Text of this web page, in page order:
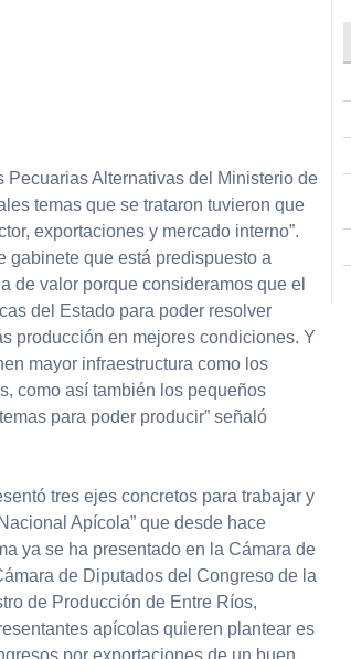
Alternativas del Ministerio de
temas que se trataron tuvieron que
exportaciones y mercado interno”.
gabinete que está predispuesto a
de valor porque consideramos que el
del Estado para poder resolver
producción en mejores condiciones. Y
mayor infraestructura como los
como así también los pequeños
para poder producir” señaló
tres ejes concretos para trabajar y
Apícola” que desde hace
ya se ha presentado en la Cámara de
de Diputados del Congreso de la
de Producción de Entre Ríos,
apícolas quieren plantear es